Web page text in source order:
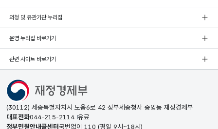
외청 및 유관기관 누리집
운영 누리집 바로가기
관련 사이트 바로가기
(30112) 세종특별자치시 도움6로 42 정부세종청사 중앙동 재정경제부
대표전화044-215-2114 유료
정부민원안내콜센터국번없이 110 (평일 9시~18시)